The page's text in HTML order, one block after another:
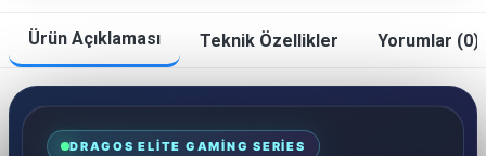
Ürün Açıklaması Teknik Özellikler Yorumlar (0)
DRAGOS ELITE GAMING SERIES